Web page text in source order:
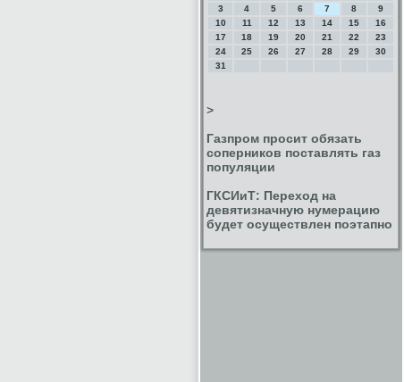
3
4 5 6 7 8
9
10
11 12 13 14 15
16
17
18 19 20 21 22
23
24
25 26 27 28 29
30
31
>
Газпром просит обязать
соперников поставлять газ
популяции
ГКСИиТ: Переход на
девятизначную нумерацию
будет осуществлен поэтапно